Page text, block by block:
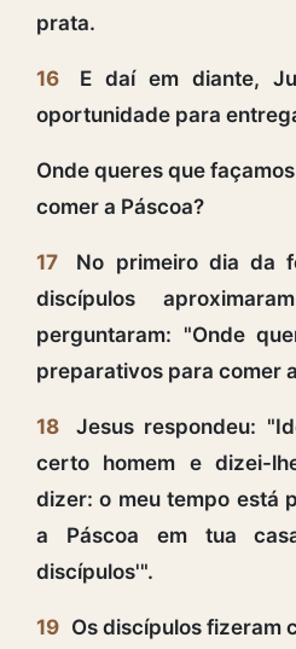
prata.
16
E daí em diante,
oportunidade para
Onde queres que
comer a Páscoa?
17
No primeiro dia da
discípulos
perguntaram: "Onde
preparativos para comer
18
Jesus respondeu:
certo homem e dizei-
dizer: o meu tempo está
a Páscoa em tua
discípulos'".
19 Os discípulos fizeram